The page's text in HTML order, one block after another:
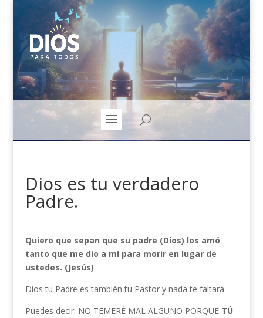
Dios es tu verdadero
Padre.
Quiero que sepan que su padre (Dios) los amó
tanto que me dio a mí para morir en lugar de
ustedes. (Jesús)
Dios tu Padre es también tu Pastor y nada te faltará.
Puedes decir: NO TEMERÉ MAL ALGUNO PORQUE TÚ